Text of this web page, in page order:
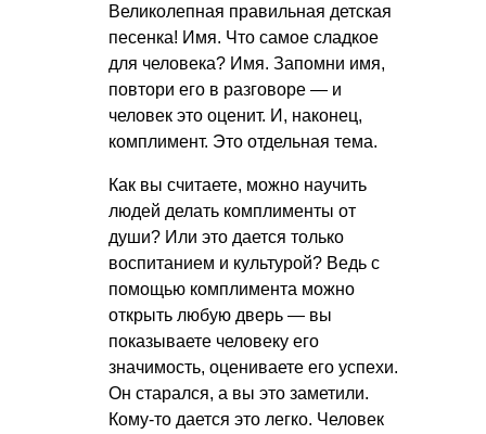
Великолепная правильная детская
песенка! Имя. Что самое сладкое
для человека? Имя. Запомни имя,
повтори его в разговоре — и
человек это оценит. И, наконец,
комплимент. Это отдельная тема.
Как вы считаете, можно научить
людей делать комплименты от
души? Или это дается только
воспитанием и культурой? Ведь с
помощью комплимента можно
открыть любую дверь — вы
показываете человеку его
значимость, оцениваете его успехи.
Он старался, а вы это заметили.
Кому-то дается это легко. Человек